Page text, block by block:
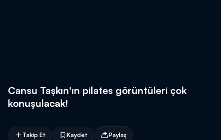
Cansu Taşkın'ın pilates görüntüleri çok
konuşulacak!
Takip Et Kaydet Paylaş